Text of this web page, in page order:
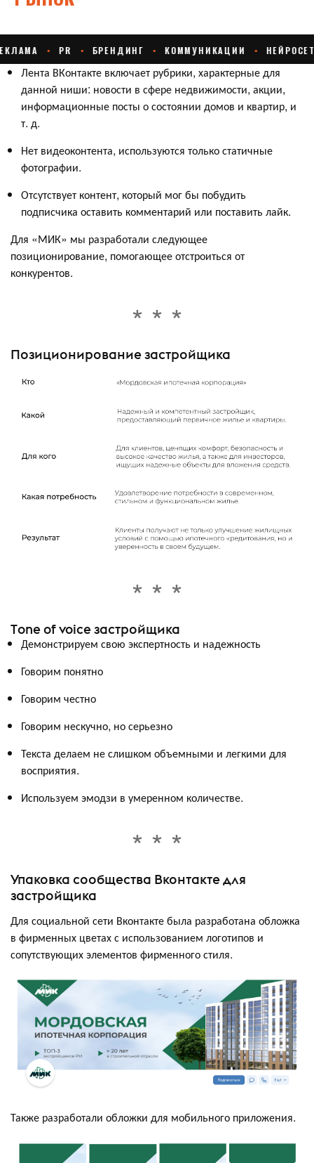
Лента ВКонтакте включает рубрики, характерные для
данной ниши: новости в сфере недвижимости, акции,
информационные посты о состоянии домов и квартир, и
т. д.
Нет видеоконтента, используются только статичные
фотографии.
Отсутствует контент, который мог бы побудить
подписчика оставить комментарий или поставить лайк.
Для «МИК» мы разработали следующее
позиционирование, помогающее отстроиться от
конкурентов.
Позиционирование застройщика
Тone of voice застройщика
Демонстрируем свою экспертность и надежность
Говорим понятно
Говорим честно
Говорим нескучно, но серьезно
Текста делаем не слишком объемными и легкими для
восприятия.
Используем эмодзи в умеренном количестве.
Упаковка сообщества Вконтакте для
застройщика
Для социальной сети Вконтакте была разработана обложка
в фирменных цветах с использованием логотипов и
сопутствующих элементов фирменного стиля.
Также разработали обложки для мобильного приложения.